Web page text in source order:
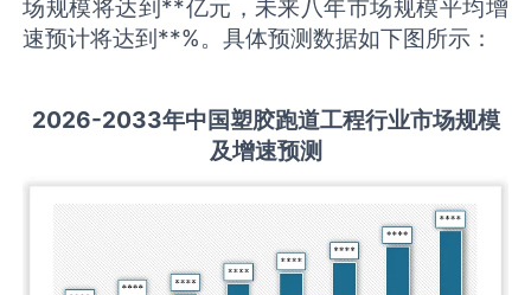
场规模将达到**亿元，未来八年市场规模平均增
速预计将达到**%。具体预测数据如下图所示：
2026-2033年中国塑胶跑道工程行业市场规模
及增速预测